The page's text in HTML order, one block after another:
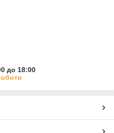
до 18:00